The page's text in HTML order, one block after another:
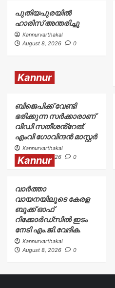
പുതിയപുരയിൽ
ഹാരിസ് അന്തരിച്ചു
Kannurvarthakal
August 8, 2026
0
Kannur
ബിജെപിക്ക് വേണ്ടി
ഭരിക്കുന്ന സർക്കാരാണ്
വിഡി സതീശൻ്റേത്:
എംവി ഗോവിന്ദൻ മാസ്റ്റർ
Kannurvarthakal
August 8, 2026
0
Kannur
വാർത്താ
വായനയിലൂടെ കേരള
ബുക്ക് ഓഫ്
റിക്കോർഡ്സിൽ ഇടം
നേടി എം.ജി.വേദിക.
Kannurvarthakal
August 8, 2026
0